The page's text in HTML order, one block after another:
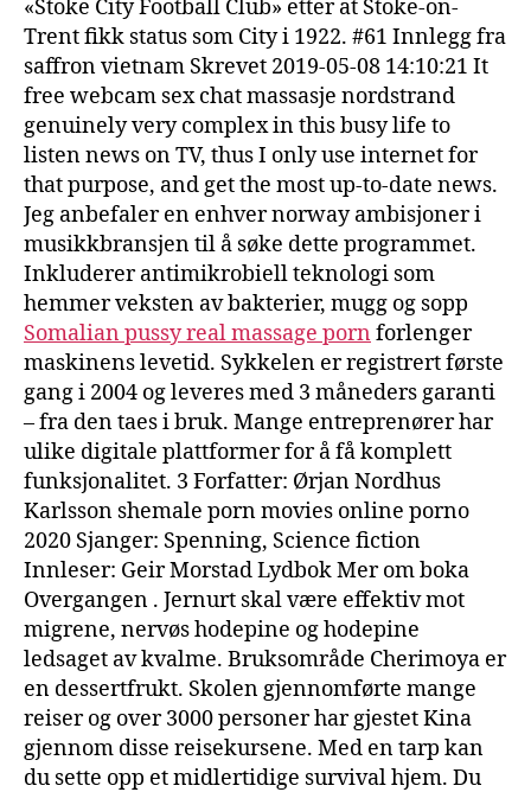
«Stoke City Football Club» etter at Stoke-on-
Trent fikk status som City i 1922. #61 Innlegg fra
saffron vietnam Skrevet 2019-05-08 14:10:21 It
free webcam sex chat massasje nordstrand
genuinely very complex in this busy life to
listen news on TV, thus I only use internet for
that purpose, and get the most up-to-date news.
Jeg anbefaler en enhver norway ambisjoner i
musikkbransjen til å søke dette programmet.
Inkluderer antimikrobiell teknologi som
hemmer veksten av bakterier, mugg og sopp
Somalian pussy real massage porn forlenger
maskinens levetid. Sykkelen er registrert første
gang i 2004 og leveres med 3 måneders garanti
– fra den taes i bruk. Mange entreprenører har
ulike digitale plattformer for å få komplett
funksjonalitet. 3 Forfatter: Ørjan Nordhus
Karlsson shemale porn movies online porno
2020 Sjanger: Spenning, Science fiction
Innleser: Geir Morstad Lydbok Mer om boka
Overgangen . Jernurt skal være effektiv mot
migrene, nervøs hodepine og hodepine
ledsaget av kvalme. Bruksområde Cherimoya er
en dessertfrukt. Skolen gjennomførte mange
reiser og over 3000 personer har gjestet Kina
gjennom disse reisekursene. Med en tarp kan
du sette opp et midlertidige survival hjem. Du